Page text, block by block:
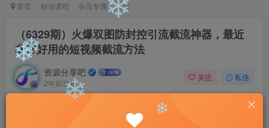
首页 创业课程 会员专属 正文
（6329期）火爆双图防封控引流截流神器，最近
非常好用的短视频截流方法
资源分享吧
2年前发布
关注 私信
❄
❄
❄
❄